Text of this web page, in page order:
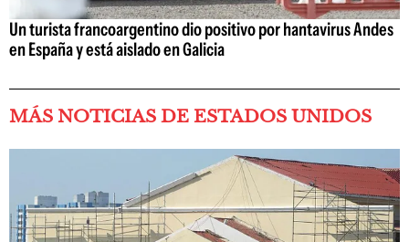
Un turista francoargentino dio positivo por hantavirus Andes
en España y está aislado en Galicia
MÁS NOTICIAS DE ESTADOS UNIDOS